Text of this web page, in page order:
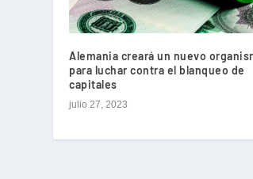
Alemania creará un nuevo
para luchar contra el blanqueo de
capitales
julio 27, 2023